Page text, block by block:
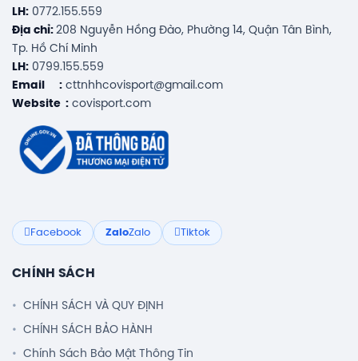
LH: 0772.155.559
Địa chỉ: 208 Nguyễn Hồng Đào, Phường 14, Quận Tân Bình,
Tp. Hồ Chí Minh
LH: 0799.155.559
Email : cttnhhcovisport@gmail.com
Website : covisport.com
Facebook ZaloZalo Tiktok
CHÍNH SÁCH
CHÍNH SÁCH VÀ QUY ĐỊNH
CHÍNH SÁCH BẢO HÀNH
Chính Sách Bảo Mật Thông Tin